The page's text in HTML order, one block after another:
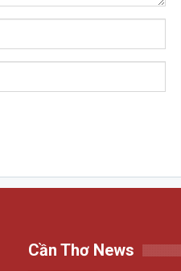
Cần Thơ News